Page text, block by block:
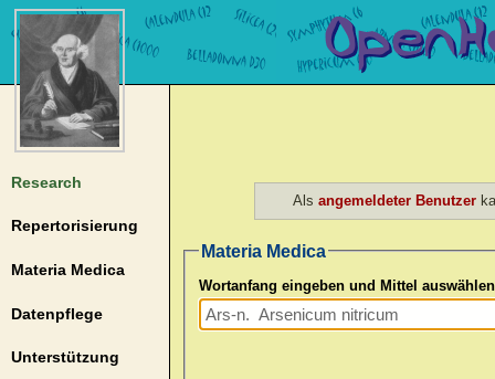
Research
Repertorisierung
Materia Medica
Datenpflege
Unterstützung
Als angemeldeter Benutzer
Materia Medica
Wortanfang eingeben und Mittel auswählen